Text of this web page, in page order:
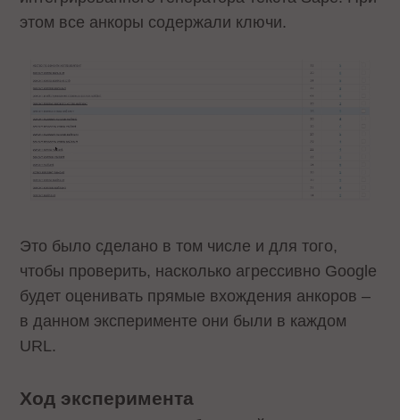
этом все анкоры содержали ключи.
Это было сделано в том числе и для того,
чтобы проверить, насколько агрессивно Google
будет оценивать прямые вхождения анкоров –
в данном эксперименте они были в каждом
URL.
Ход эксперимента